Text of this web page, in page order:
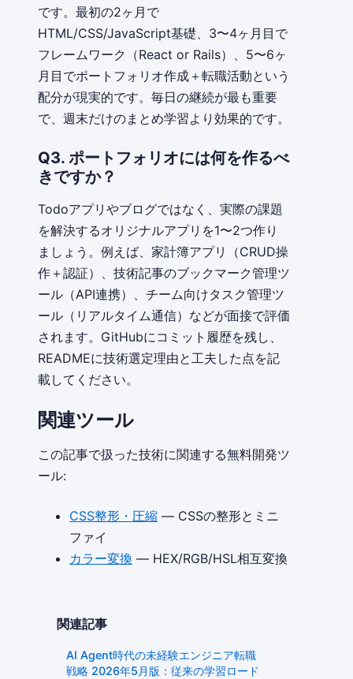
です。最初の2ヶ月で
HTML/CSS/JavaScript基礎、3〜4ヶ月目で
フレームワーク（React or Rails）、5〜6ヶ
月目でポートフォリオ作成＋転職活動という
配分が現実的です。毎日の継続が最も重要
で、週末だけのまとめ学習より効果的です。
Q3. ポートフォリオには何を作るべ
きですか？
Todoアプリやブログではなく、実際の課題
を解決するオリジナルアプリを1〜2つ作り
ましょう。例えば、家計簿アプリ（CRUD操
作＋認証）、技術記事のブックマーク管理ツ
ール（API連携）、チーム向けタスク管理ツ
ール（リアルタイム通信）などが面接で評価
されます。GitHubにコミット履歴を残し、
READMEに技術選定理由と工夫した点を記
載してください。
関連ツール
この記事で扱った技術に関連する無料開発ツ
ール:
CSS整形・圧縮 — CSSの整形とミニ
ファイ
カラー変換 — HEX/RGB/HSL相互変換
関連記事
AI Agent時代の未経験エンジニア転職
戦略 2026年5月版：従来の学習ロード